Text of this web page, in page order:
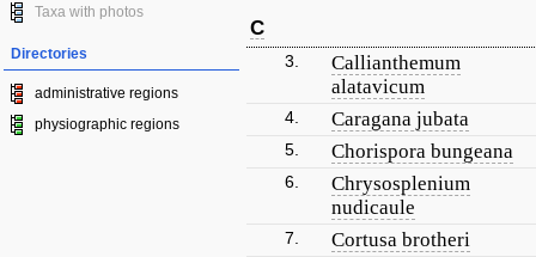
Taxa with photos
Directories
administrative regions
physiographic regions
C
3.
Callianthemum
alatavicum
4. Caragana jubata
5.
Chorispora bungeana
6.
Chrysosplenium
nudicaule
7. Cortusa brotheri